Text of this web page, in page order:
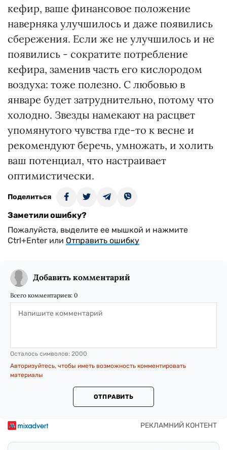
кефир, ваше финансовое положение
наверняка улучшилось и даже появились
сбережения. Если же не улучшилось и не
появились - сократите потребление
кефира, заменив часть его кислородом
воздуха: тоже полезно. С любовью в
январе будет затруднительно, потому что
холодно. Звезды намекают на расцвет
упомянутого чувства где-то к весне и
рекомендуют беречь, умножать, и холить
ваш потенциал, что настраивает
оптимистически.
Поделиться
Заметили ошибку?
Пожалуйста, выделите ее мышкой и нажмите
Ctrl+Enter или Отправить ошибку
Добавить комментарий
Всего комментариев: 0
Осталось символов: 2000
Авторизуйтесь, чтобы иметь возможность комментировать
материалы
ОТПРАВИТЬ